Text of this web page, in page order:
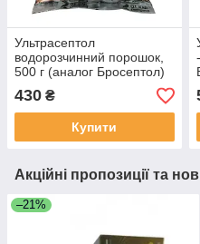
Ультрасептол
водорозчинний порошок,
500 г (аналог Бросептол)
430 ₴
Купити
Акційні пропозиції та
–21%